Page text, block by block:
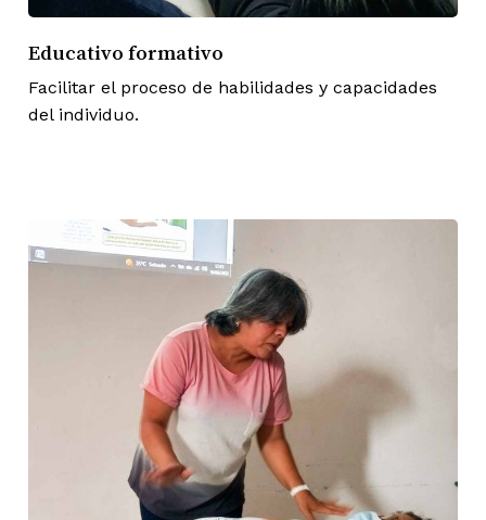
Educativo formativo
Facilitar el proceso de habilidades y capacidades
del individuo.